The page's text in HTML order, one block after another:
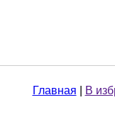
Главная В